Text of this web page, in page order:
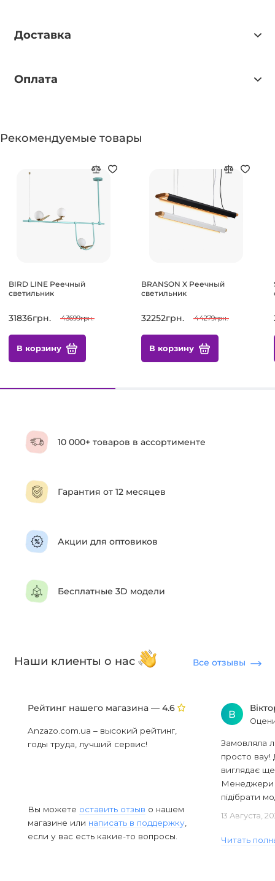
Доставка
Оплата
Рекомендуемые товары
BIRD LINE Реечный
светильник
31836грн. 43699грн.
В корзину
BRANSON X Реечный
светильник
32252грн. 44279грн.
В корзину
10 000+ товаров в ассортименте
Гарантия от 12 месяцев
Акции для оптовиков
Бесплатные 3D модели
Наши клиенты о нас Все отзывы
Рейтинг нашего магазина — 4.6
Anzazo.com.ua – высокий рейтинг,
годы труда, лучший сервис!
Вы можете оставить отзыв о нашем
магазине или написать в поддержку
если у вас есть какие-то вопросы.
В
Замовляла
просто вау!
виглядає
Менеджери
підібрати
13 Августа,
Читать